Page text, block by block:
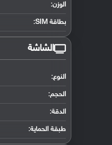
الوزن:
بطاقة SIM:
الشاشة
النوع:
الحجم:
الدقة:
طبقة الحماية: